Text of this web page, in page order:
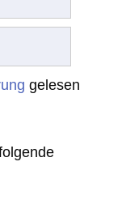
gelesen